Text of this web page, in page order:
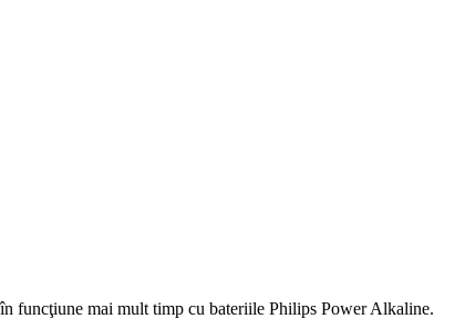
funcţiune mai mult timp cu bateriile Philips Power Alkaline.